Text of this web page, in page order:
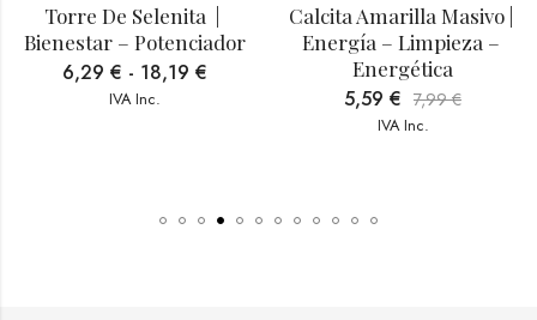
Torre De Selenita  |
Bienestar – Potenciador
6,29 € - 18,19 €
IVA Inc.
Calcita Amarilla Masivo |
Energía – Limpieza –
Energética
5,59 € 7,99€
IVA Inc.